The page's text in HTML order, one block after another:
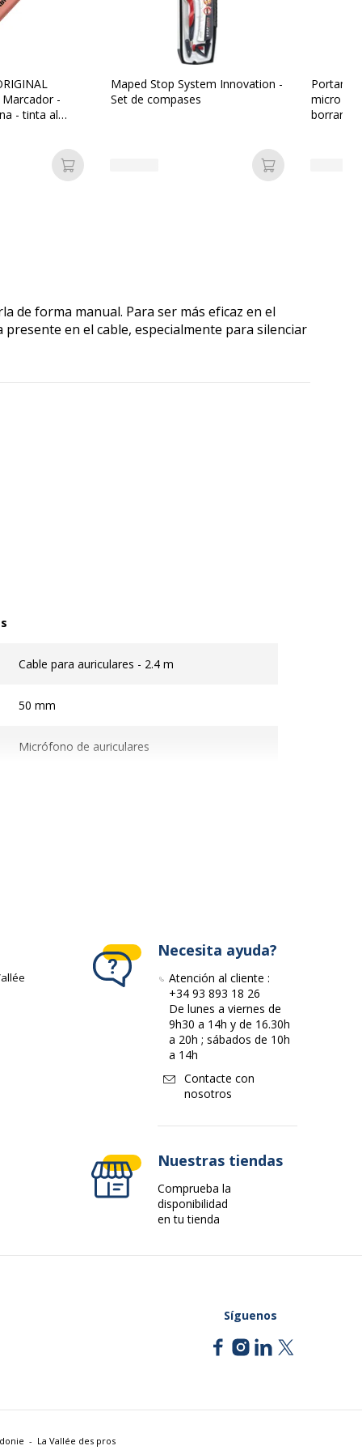
Marcador -
- tinta al
Añadir a la cesta
Maped Stop System Innovation -
Set de compases
Añadir a la
micro
borrar
de forma manual. Para ser más eficaz en el
en el cable, especialmente para silenciar
Cable para auriculares - 2.4 m
50 mm
Micrófono de auriculares
4 patillas USB Tipo A)
Auricular
Necesita ayuda?
Atención al cliente :
+34 93 893 18 26
De lunes a viernes de
9h30 a 14h y de 16.30h
a 20h ; sábados de 10h
a 14h
Contacte con
nosotros
Nuestras tiendas
Comprueba la
disponibilidad
en tu tienda
Síguenos
La Vallée des pros